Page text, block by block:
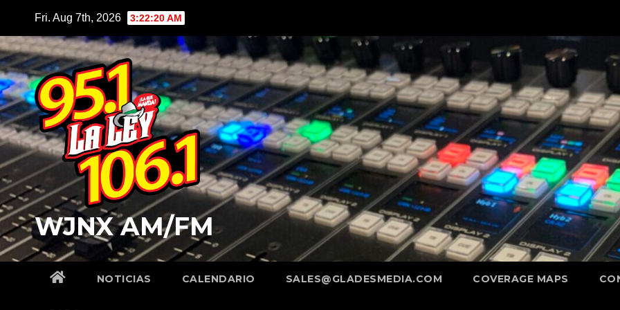
content
Fri. Aug 7th, 2026 3:22:21 AM
WJNX AM/FM
NOTICIAS CALENDARIO SALES@GLADESMEDIA.COM COVERAGE MAPS